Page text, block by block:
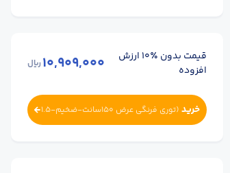
قیمت بدون ٪۱۰ ارزش
افزوده
10,909,000ریال
خرید (
توری فرنگی عرض 150سانت-ضخیم-1.5
اینچ)